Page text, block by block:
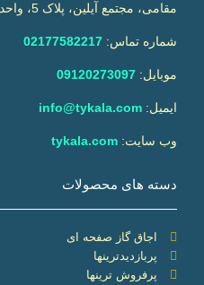
مقامی، مجتمع آیلین، پلاک 5، واحد 2،4
شماره تماس: 02177582217
موبایل: 09120273097
ایمیل: info@tykala.com
وب سایت: tykala.com
دسته های محصولات
اجاق گاز صفحه ای
پربازدیدترینها
پرفروش ترینها